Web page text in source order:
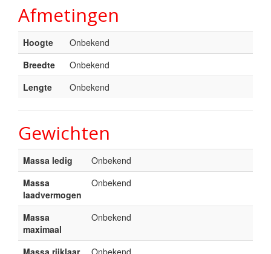
Afmetingen
Hoogte
Onbekend
Breedte
Onbekend
Lengte
Onbekend
Gewichten
Massa ledig
Onbekend
Massa
laadvermogen
Onbekend
Massa
maximaal
Onbekend
Massa rijklaar Onbekend